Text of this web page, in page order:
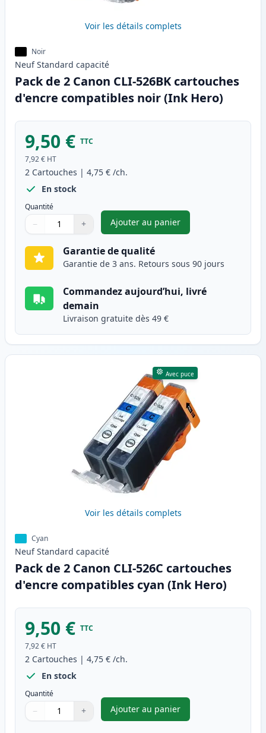
Voir les détails complets
Noir
Neuf Standard capacité
Pack de 2 Canon CLI-526BK cartouches
d'encre compatibles noir (Ink Hero)
9,50 € TTC
7,92 € HT
2 Cartouches | 4,75 € /ch.
En stock
Quantité
Quantité
Utilisez les boutons pour ajuster
− +
Quantité
Ajouter au panier
,Pack de 2 Canon CLI-
Garantie de qualité
Garantie de 3 ans. Retours sous 90 jours
Commandez aujourd’hui, livré
demain
Livraison gratuite dès 49 €
Avec puce
Voir les détails complets
Cyan
Neuf Standard capacité
Pack de 2 Canon CLI-526C cartouches
d'encre compatibles cyan (Ink Hero)
9,50 € TTC
7,92 € HT
2 Cartouches | 4,75 € /ch.
En stock
Quantité
Quantité
Utilisez les boutons pour ajuster
− +
Quantité
Ajouter au panier
,Pack de 2 Canon CLI-526C